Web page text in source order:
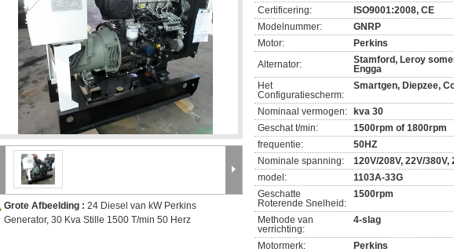
Grote Afbeelding : 24 Diesel van kW Perkins
Generator, 30 Kva Stille 1500 T/min 50 Herz
Certificering:
ISO9001:2008, CE
Modelnummer:
GNRP
Motor:
Perkins
Alternator:
Stamford, Leroy
Engga
Het
Configuratiescherm:
Smartgen, Diepzee,
Nominaal vermogen:
kva 30
Geschat t/min:
1500rpm of 1800rpm
frequentie:
50HZ
Nominale spanning:
120V/208V, 22V/380V,
model:
1103A-33G
Geschatte
Roterende Snelheid:
1500rpm
Methode van
verrichting:
4-slag
Motormerk:
Perkins